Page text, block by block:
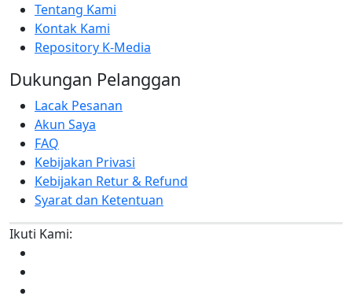
Tentang Kami
Kontak Kami
Repository K-Media
Dukungan Pelanggan
Lacak Pesanan
Akun Saya
FAQ
Kebijakan Privasi
Kebijakan Retur & Refund
Syarat dan Ketentuan
Ikuti Kami: